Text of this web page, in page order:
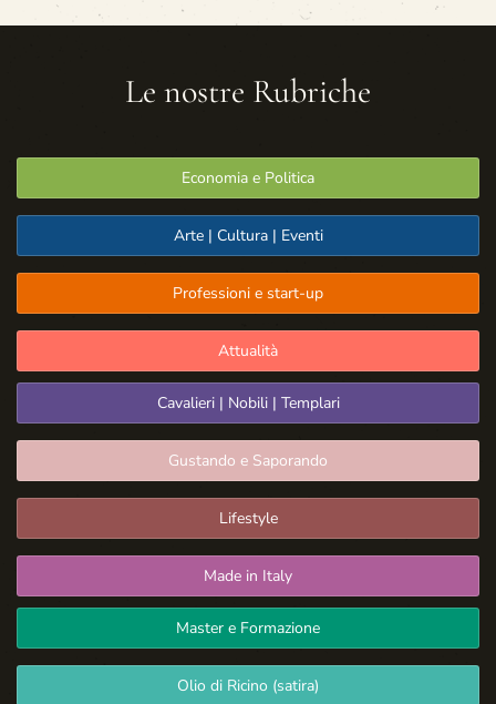
Le nostre Rubriche
Economia e Politica
Arte | Cultura | Eventi
Professioni e start-up
Attualità
Cavalieri | Nobili | Templari
Gustando e Saporando
Lifestyle
Made in Italy
Master e Formazione
Olio di Ricino (satira)